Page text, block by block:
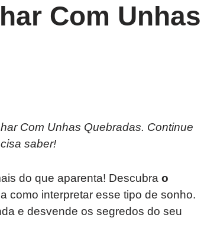
Com Unhas
Com Unhas Quebradas. Continue
saber!
do que aparenta! Descubra o
como interpretar esse tipo de sonho.
e desvende os segredos do seu